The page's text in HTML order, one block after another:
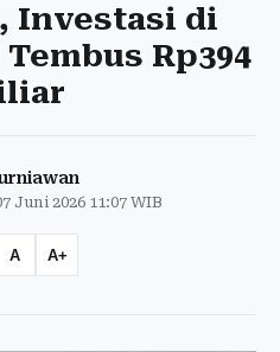
Investasi di
Rp394
Juni 2026 11:07 WIB
A A+